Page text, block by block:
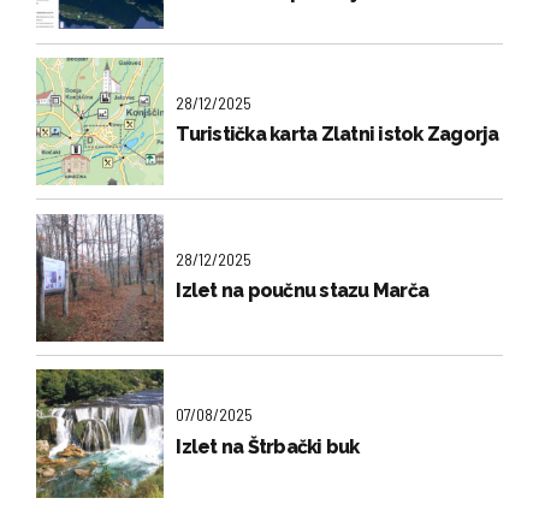
28/12/2025
Turistička karta Zlatni istok Zagorja
28/12/2025
Izlet na poučnu stazu Marča
07/08/2025
Izlet na Štrbački buk